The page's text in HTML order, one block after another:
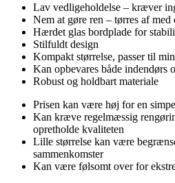
Lav vedligeholdelse – kræver
Nem at gøre ren – tørres af
Hærdet glas bordplade for
Stilfuldt design
Kompakt størrelse, passer til
Kan opbevares både indendørs
Robust og holdbart materiale
Prisen kan være høj for en
Kan kræve regelmæssig
opretholde kvaliteten
Lille størrelse kan være
sammenkomster
Kan være følsomt over for